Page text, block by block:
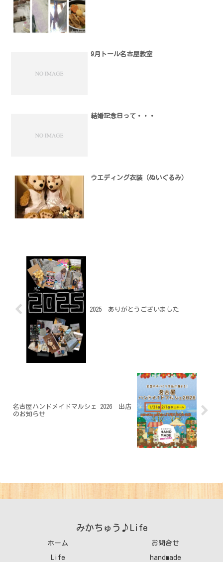
9月トール名古屋教室
結婚記念日って・・・
ウエディング衣装（ぬいぐるみ）
2025 ありがとうございました
名古屋ハンドメイドマルシェ 2026 出店
のお知らせ
みかちゅう♪Life
ホーム お問合せ
Life handmade